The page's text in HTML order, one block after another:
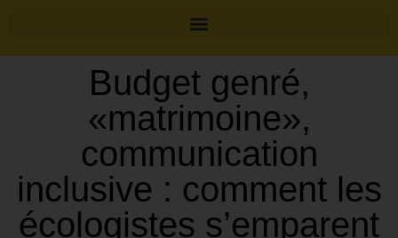
Budget genré,
«matrimoine»,
communication
inclusive : comment les
écologistes s’emparent